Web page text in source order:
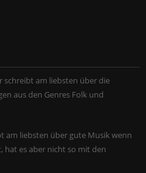
schreibt am liebsten über die
aus den Genres Folk und
am liebsten über gute Musik wenn
hat es aber nicht so mit den